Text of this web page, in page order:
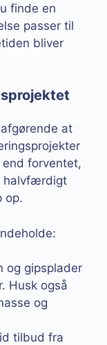
finde en
passer til
bliver
at
forventet,
halvfærdigt
op.
og gipsplader
Husk også
og
tilbud fra